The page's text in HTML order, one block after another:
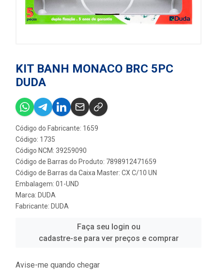
KIT BANH MONACO BRC 5PC
DUDA
Código do Fabricante: 1659
Código: 1735
Código NCM: 39259090
Código de Barras do Produto: 7898912471659
Código de Barras da Caixa Master: CX C/10 UN
Embalagem: 01-UND
Marca: DUDA
Fabricante: DUDA
Faça seu login ou
cadastre-se para ver preços e comprar
Avise-me quando chegar